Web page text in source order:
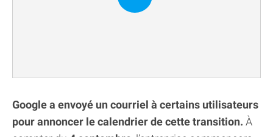
Google a envoyé un courriel à certains utilisateurs
pour annoncer le calendrier de cette transition. À